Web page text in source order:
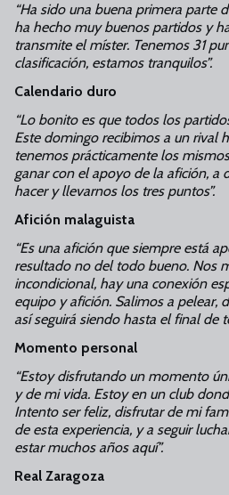
“Ha sido una buena primera parte
ha hecho muy buenos partidos y
transmite el míster. Tenemos 31
clasificación, estamos tranquilos”.
Calendario duro
“Lo bonito es que todos los
Este domingo recibimos a un rival
tenemos prácticamente los
ganar con el apoyo de la afición, a
hacer y llevarnos los tres puntos”.
Afición malaguista
“Es una afición que siempre está
resultado no del todo bueno. Nos
incondicional, hay una conexión
equipo y afición. Salimos a pelear,
así seguirá siendo hasta el final de
Momento personal
“Estoy disfrutando un momento
y de mi vida. Estoy en un club
Intento ser feliz, disfrutar de mi
de esta experiencia, y a seguir
estar muchos años aquí”.
Real Zaragoza